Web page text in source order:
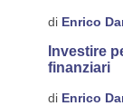
di Enrico
Investire
finanziari
di Enrico